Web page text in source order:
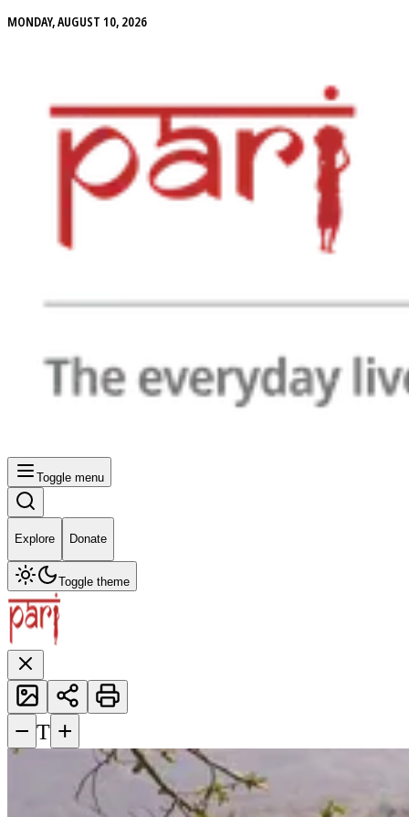
MONDAY, AUGUST 10, 2026
Toggle menu
Explore Donate
Toggle theme
− T +